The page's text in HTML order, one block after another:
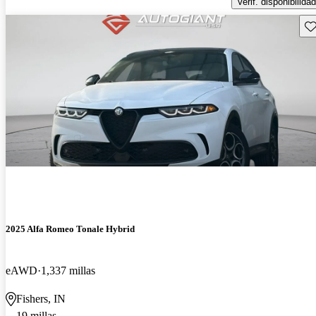
2025 Alfa Romeo Tonale Hybrid
eAWD 1,337 millas
Fishers, IN